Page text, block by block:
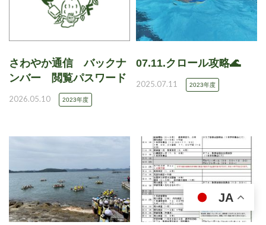
さわやか通信 バックナ
ンバー 閲覧パスワード
2026.05.10 2023年度
07.11.クロール攻略🌊
2025.07.11 2023年度
JA